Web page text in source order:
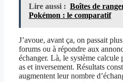
Lire aussi : Boîtes de
Pokémon : le comparatif
J’avoue, avant ça, on passait
forums ou à répondre aux
échanger. Là, le système
as et inversement. Résultats
augmentent leur nombre